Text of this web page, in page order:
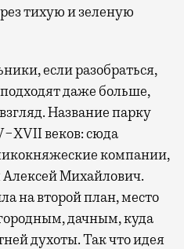
тихую и зеленую
если разобраться,
даже больше,
Название парку
веков: сюда
компании,
Алексей Михайлович.
на второй план, место
дачным, куда
духоты. Так что идея